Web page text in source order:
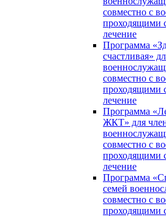
совместно с
проходящими
лечение
Программа
счастливая»
совместно с
проходящими
лечение
Программа
ЖКТ» для
совместно с
проходящими
лечение
Программа
семей
совместно с
проходящими